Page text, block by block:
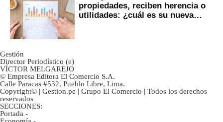
propiedades, reciben herencia o
utilidades: ¿cuál es su nueva
Gestión
Director Periodístico (e)
VÍCTOR MELGAREJO
© Empresa Editora El Comercio S.A.
Calle Paracas #532, Pueblo Libre, Lima.
Copyright© | Gestion.pe | Grupo El Comercio | Todos los derechos
reservados
SECCIONES:
Portada -